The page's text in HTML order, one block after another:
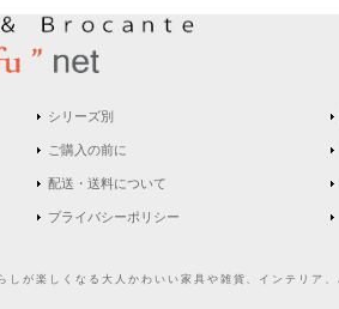
シリーズ別
ご購入の前に
配送・送料について
プライバシーポリシー
が楽しくなる大人かわいい家具や雑貨、インテリア